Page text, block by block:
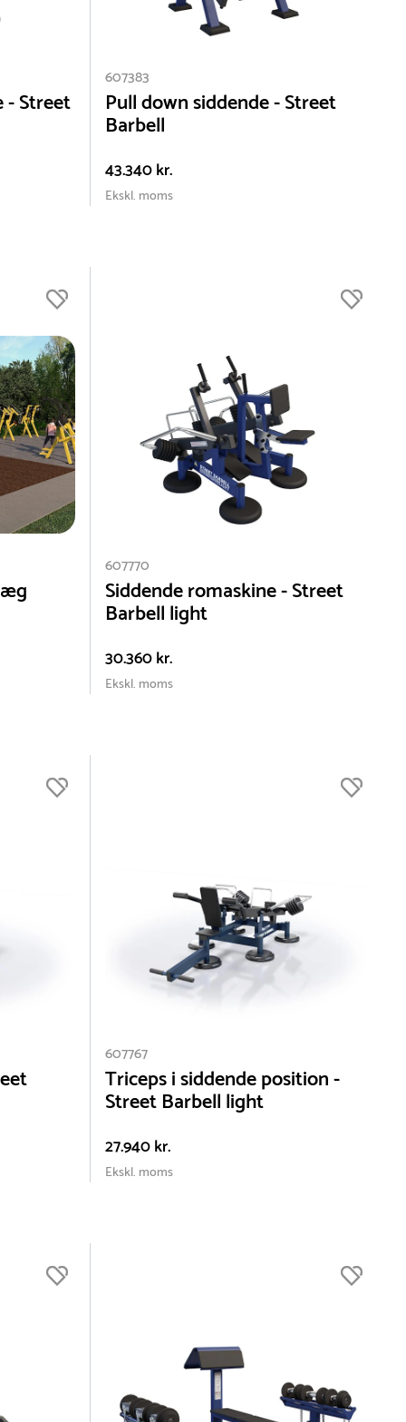
- Street
607383
Pull down siddende - Street
Barbell
43.340 kr.
Ekskl. moms
607770
Siddende romaskine - Street
Barbell light
30.360 kr.
Ekskl. moms
607767
Triceps i siddende position -
Street Barbell light
27.940 kr.
Ekskl. moms